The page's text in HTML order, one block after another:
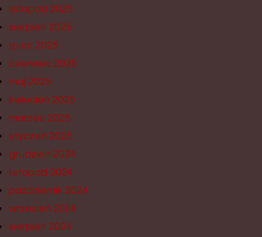
listopad 2025
sierpień 2025
lipiec 2025
czerwiec 2025
maj 2025
kwiecień 2025
marzec 2025
styczeń 2025
grudzień 2024
listopad 2024
październik 2024
wrzesień 2024
sierpień 2024